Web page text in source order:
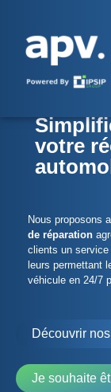
votre
Nous proposons
de réparation
clients un service
leurs permettant
véhicule en 24/7
Découvrir
Je souhaite